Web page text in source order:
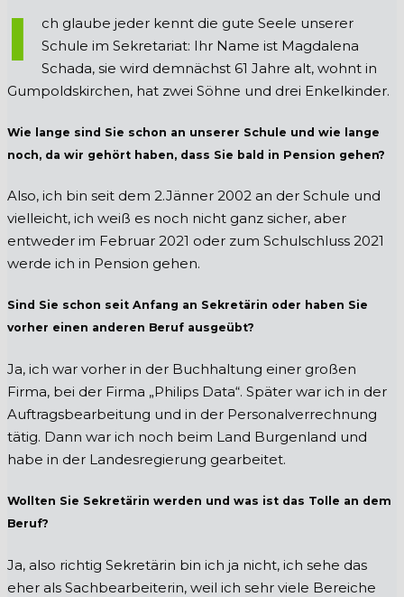
I
ch glaube jeder kennt die gute Seele unserer
Schule im Sekretariat: Ihr Name ist Magdalena
Schada, sie wird demnächst 61 Jahre alt, wohnt in
Gumpoldskirchen, hat zwei Söhne und drei Enkelkinder.
Wie lange sind Sie schon an unserer Schule und wie lange
noch, da wir gehört haben, dass Sie bald in Pension gehen?
Also, ich bin seit dem 2.Jänner 2002 an der Schule und
vielleicht, ich weiß es noch nicht ganz sicher, aber
entweder im Februar 2021 oder zum Schulschluss 2021
werde ich in Pension gehen.
Sind Sie schon seit Anfang an Sekretärin oder haben Sie
vorher einen anderen Beruf ausgeübt?
Ja, ich war vorher in der Buchhaltung einer großen
Firma, bei der Firma „Philips Data“. Später war ich in der
Auftragsbearbeitung und in der Personalverrechnung
tätig. Dann war ich noch beim Land Burgenland und
habe in der Landesregierung gearbeitet.
Wollten Sie Sekretärin werden und was ist das Tolle an dem
Beruf?
Ja, also richtig Sekretärin bin ich ja nicht, ich sehe das
eher als Sachbearbeiterin, weil ich sehr viele Bereiche